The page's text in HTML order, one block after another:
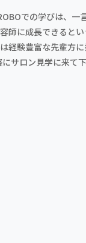
での学びは、
師に成長できると
経験豊富な先輩方
サロン見学に来て